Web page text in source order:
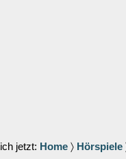
jetzt: Home 〉 Hörspiele